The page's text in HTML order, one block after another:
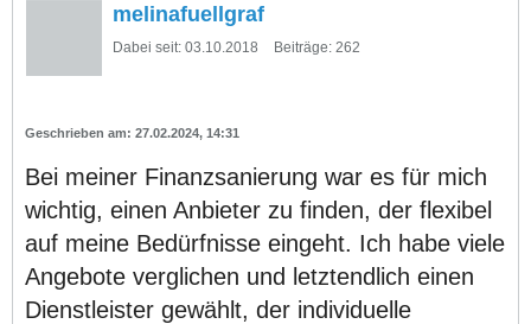
melinafuellgraf
Dabei seit: 03.10.2018 Beiträge: 262
27.02.2024, 14:31
Bei meiner Finanzsanierung war es für mich
wichtig, einen Anbieter zu finden, der flexibel
auf meine Bedürfnisse eingeht. Ich habe viele
Angebote verglichen und letztendlich einen
Dienstleister gewählt, der individuelle